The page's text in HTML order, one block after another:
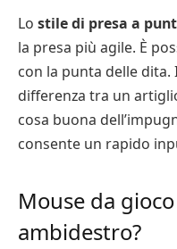
Lo stile di presa a
la presa più agile. È
con la punta delle dita.
differenza tra un
cosa buona
consente un rapido
Mouse da
ambidestro?